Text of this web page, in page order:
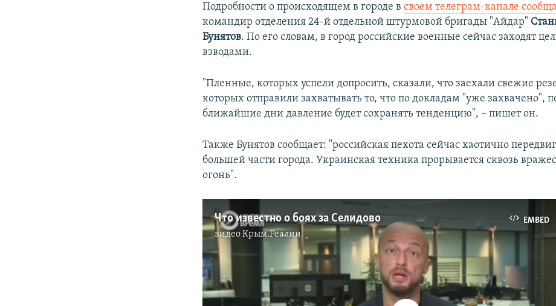
Подробности о происходящем в городе всвоем телеграм-канале
командир отделения 24-й отдельной штурмовой бригады "Айдар"
Бунятов. По его словам, в город российские военные сейчас заходят
взводами.
"Пленные, которых успели допросить, сказали, что заехали свежие
которых отправили захватывать то, что по докладам "уже захвачено",
ближайшие дни давление будет сохранять тенденцию", – пишет он.
Также Бунятов сообщает: "российская пехота сейчас хаотично
большей части города. Украинская техника прорывается сквозь
огонь".
EMBED
Что известно о боях за Селидово
видеоКрым.Реалии